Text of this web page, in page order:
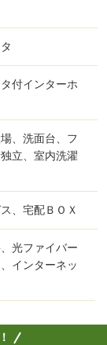
付インターホ
、洗面台、フ
立、室内洗濯
、宅配ＢＯＸ
光ファイバー
インターネッ